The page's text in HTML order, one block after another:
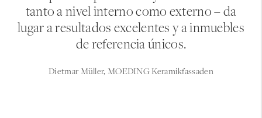
tanto a nivel interno como externo – da
lugar a resultados excelentes y a inmuebles
de referencia únicos.
Dietmar Müller, MOEDING Keramikfassaden